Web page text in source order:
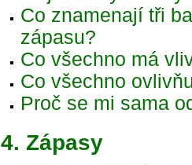
Co znamenají tři
zápasu?
Co všechno má
Co všechno
Proč se mi sama
4. Zápasy